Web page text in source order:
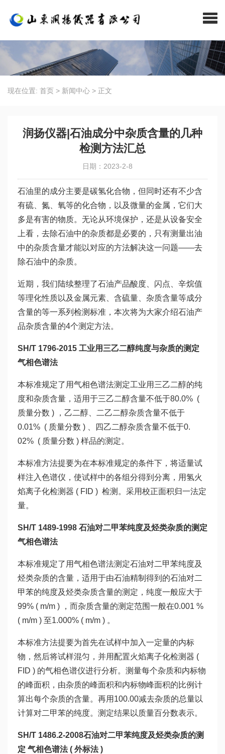
现在位置: 首页 > 新闻中心 > 正文
润扬仪器|石油成分中杂质含量的几种
检测方法汇总
日期：2023-2-8
石油里的成分主要是碳氢化合物，但同时还有不少含
有硫、氮、氧等的化合物，以及微量的金属，它们大
多是有害的物质。无论从环境保护，还是从设备安全
上看，去除石油中的杂质都是必要的，只有测量出油
中的杂质含量才能以对应的方法解决这一问题——去
除石油中的杂质。
近期，我们陆续整理了石油产品酸度、闪点、辛烷值
等理化性质以及金属元素、含硫量、杂质含量等成分
含量的等一系列检测标准，本次将为大家介绍石油产
品杂质含量的4个测定方法。
SH/T 1796-2015 工业用三乙二醇纯度与杂质的测定
气相色谱法
本标准规定了用气相色谱法测定工业用三乙二醇的纯
度和杂质含量，适用于三乙二醇含量不低于80.0% (
质量分数 ) ，乙二醇、二乙二醇杂质含量不低于
0.01% ( 质量分数 ) 、四乙二醇杂质含量不低于0.
02% ( 质量分数 ) 样品的测定。
本标准方法提要为在本标准规定的条件下，将适量试
样注入色谱仪，使试样中的各组分得到分离，用氢火
焰离子化检测器 ( FID ) 检测。采用校正面积归一法定
量。
SH/T 1489-1998 石油对二甲苯纯度及烃类杂质的测定
气相色谱法
本标准规定了用气相色谱法测定石油对二甲苯纯度及
烃类杂质的含量，适用于由石油精制得到的石油对二
甲苯的纯度及烃类杂质含量的测定，纯度一般应大于
99% ( m/m ) ，而杂质含量的测定范围一般在0.001 %
( m/m ) 至1.000% ( m/m ) 。
本标准方法提要为首先在试样中加入一定量的内标
物，然后将试样混匀，并用配置火焰离子化检测器 (
FID ) 的气相色谱仪进行分析。测量每个杂质和内标物
的峰面积，由杂质的峰面积和内标物峰面积的比例计
算出每个杂质的含量。再用100.00减去杂质的总量以
计算对二甲苯的纯度。测定结果以质量百分数表示。
SH/T 1486.2-2008石油对二甲苯纯度及烃类杂质的测
定 气相色谱法 ( 外标法 )